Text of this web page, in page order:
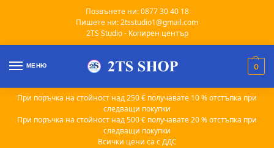
Позвънете ни: 0877 30 40 18
Пишете ни: 2tsstudio1@gmail.com
2TS Studio - Копирен център
МЕНЮ 0
При поръчка на стойност над 250 € получавате 10 % отстъпка при
следващи покупки
При поръчка на стойност над 500 € получавате 20 % отстъпка при
следващи покупки
Всички цени са с ДДС